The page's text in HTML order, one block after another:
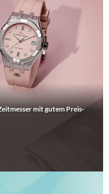
mit gutem Preis-